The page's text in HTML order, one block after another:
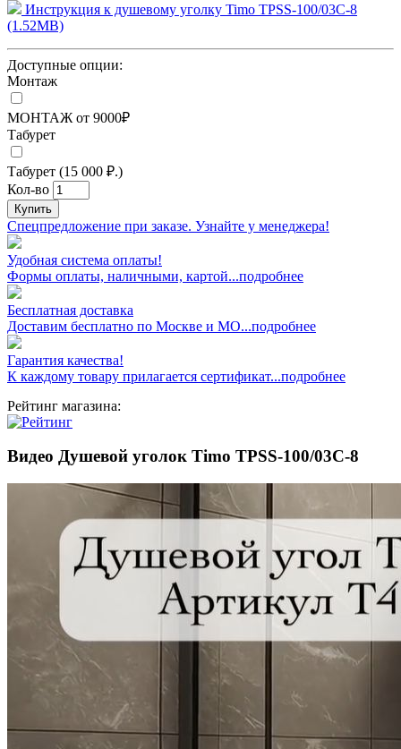
Инструкция к душевому уголку Timo TPSS-100/03C-8
(1.52MB)
Доступные опции:
Монтаж
МОНТАЖ от 9000₽
Табурет
Табурет (15 000 ₽.)
Кол-во
Купить
Спецпредложение при заказе. Узнайте у менеджера!
Удобная система оплаты!
Формы оплаты, наличными, картой...подробнее
Бесплатная доставка
Доставим бесплатно по Москве и МО...подробнее
Гарантия качества!
К каждому товару прилагается сертификат...подробнее
Рейтинг магазина:
Видео Душевой уголок Timo TPSS-100/03C-8